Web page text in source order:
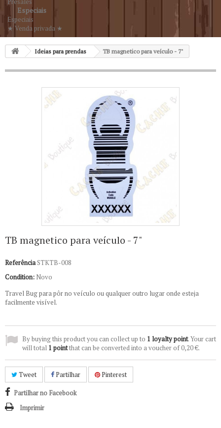
Especiais
Especiais
★ Venda privada ★
Ideias para prendas TB magnetico para veículo - 7"
TB magnetico para veículo - 7"
ReferênciaSTKTB-008
Condition: Novo
Travel Bug para pôr no veículo ou qualquer outro lugar onde esteja
facilmente visível.
By buying this product you can collect up to 1 loyalty point. Your cart
will total 1 pointthat can be converted into a voucher of0,20 €.
Tweet Partilhar Pinterest
Partilhar no Facebook
Imprimir